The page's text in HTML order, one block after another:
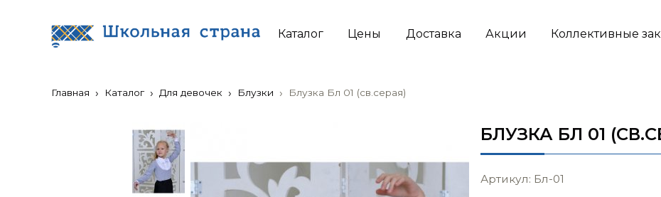
Каталог Цены Доставка Акции Коллективные
Главная Каталог Для девочек Блузки Блузка Бл 01 (св.серая)
БЛУЗКА БЛ 01
Артикул: Бл-01